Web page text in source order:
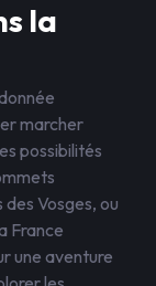
la
marcher
possibilités
Vosges, ou
France
une aventure